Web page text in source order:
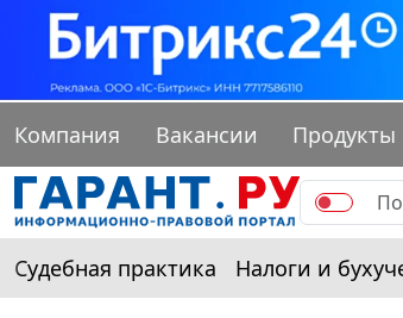
Компания Вакансии Продукты
Судебная практика Налоги и